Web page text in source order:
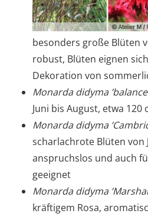
besonders große Blüten
robust, Blüten eignen
Dekoration von
Monarda didyma
Juni bis August, etwa 120
Monarda didyma
scharlachrote Blüten von
anspruchslos und auch
geeignet
Monarda didyma
kräftigem Rosa,